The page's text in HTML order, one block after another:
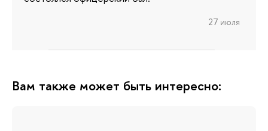
27 июля
Вам также может быть интересно: